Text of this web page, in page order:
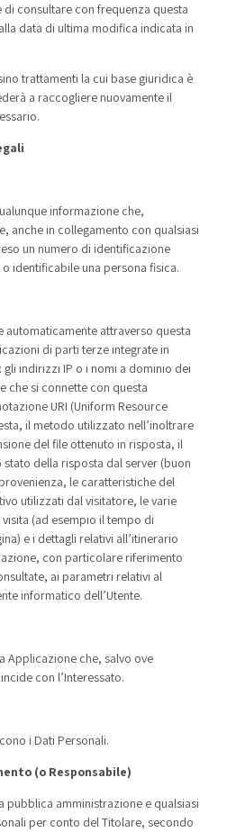
di consultare con frequenza questa
data di ultima modifica indicata in
trattamenti la cui base giuridica è
a raccogliere nuovamente il
informazione che,
anche in collegamento con qualsiasi
un numero di identificazione
identificabile una persona fisica.
attraverso questa
di parti terze integrate in
indirizzi IP o i nomi a dominio dei
che si connette con questa
URI (Uniform Resource
il metodo utilizzato nell’inoltrare
del file ottenuto in risposta, il
della risposta dal server (buon
le caratteristiche del
utilizzati dal visitatore, le varie
(ad esempio il tempo di
e i dettagli relativi all’itinerario
con particolare riferimento
ai parametri relativi al
informatico dell’Utente.
Applicazione che, salvo ove
con l’Interessato.
i Dati Personali.
(o Responsabile)
pubblica amministrazione e qualsiasi
per conto del Titolare, secondo